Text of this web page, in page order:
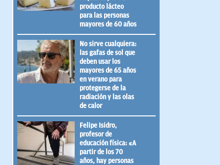
producto lácteo
para las personas
mayores de 60 años
No sirve cualquiera:
las gafas de sol que
deben usar los
mayores de 65 años
en verano para
protegerse de la
radiación y las olas
de calor
Felipe Isidro,
profesor de
educación física: «A
partir de los 70
años, hay personas